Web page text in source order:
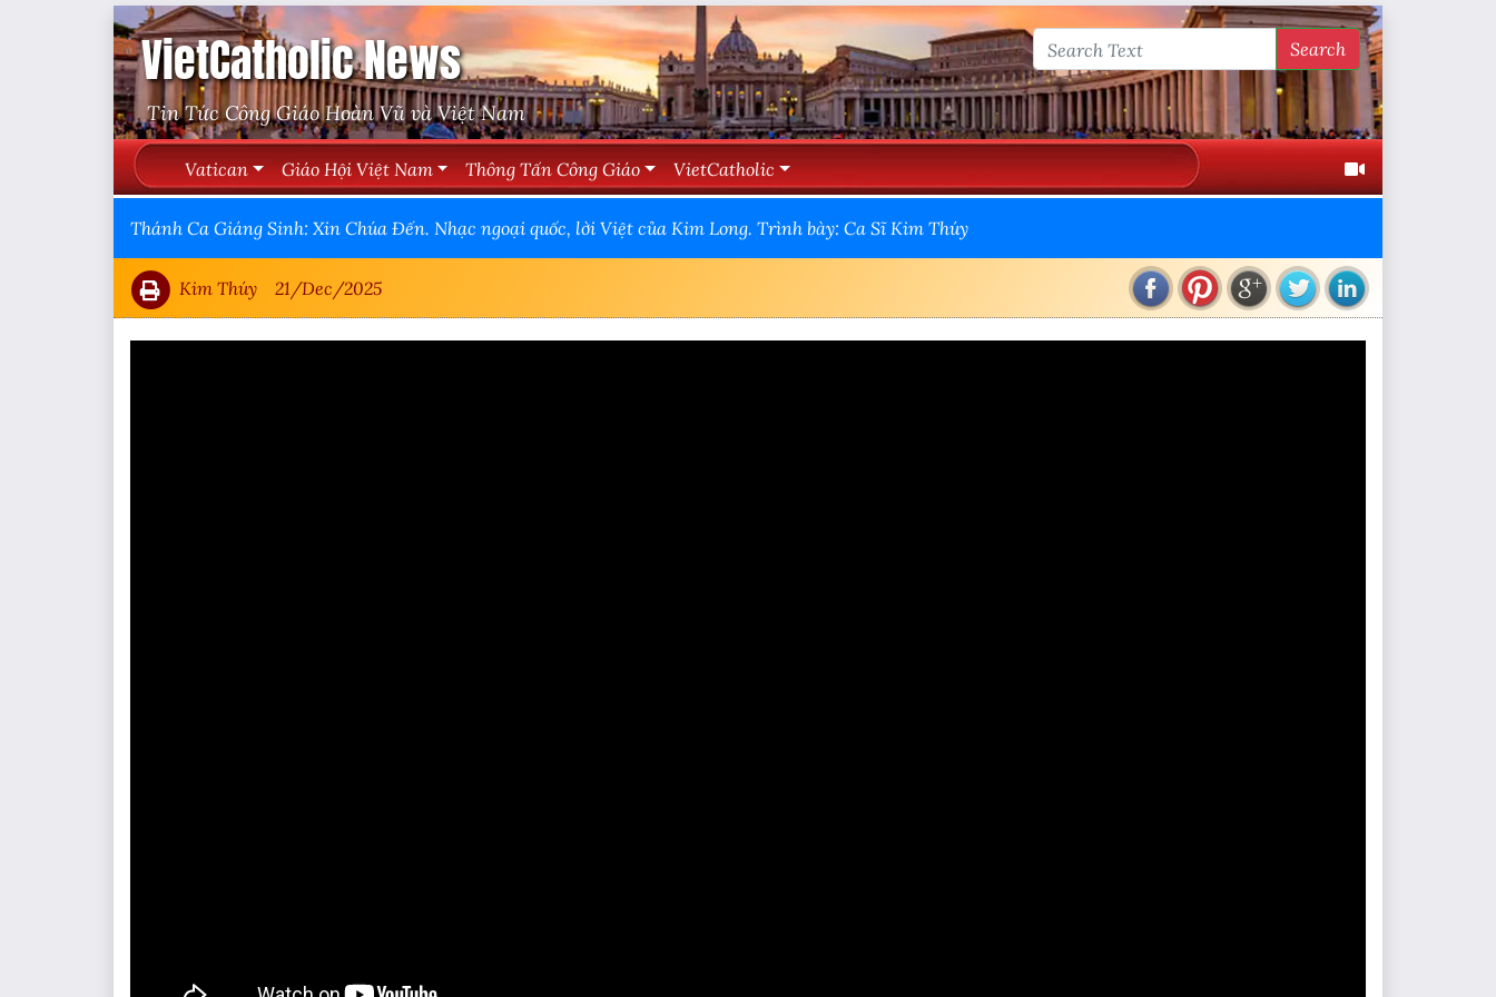
VietCatholic News
Tin Tức Công Giáo Hoàn Vũ và Việt Nam
Search
Vatican Giáo Hội Việt Nam Thông Tấn Công Giáo VietCatholic
Thánh Ca Giáng Sinh: Xin Chúa Đến. Nhạc ngoại quốc, lời Việt của Kim Long. Trình bày: Ca Sĩ Kim Thúy
Kim Thúy 21/Dec/2025